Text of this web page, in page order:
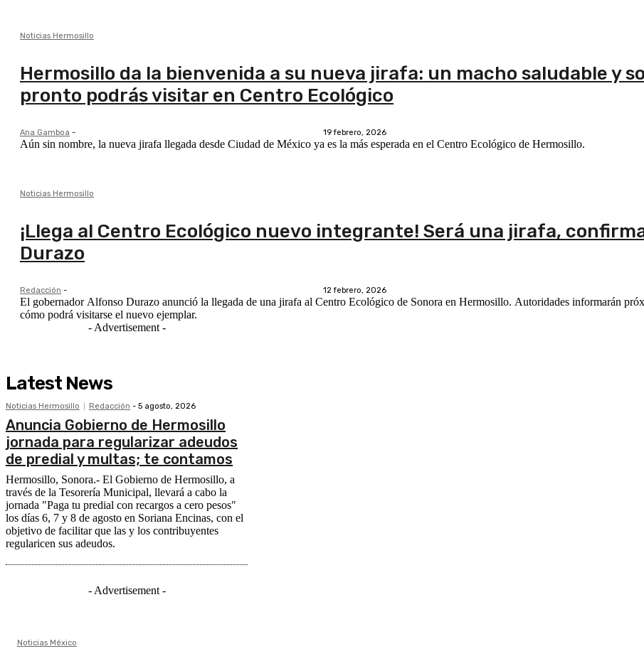
Noticias Hermosillo
Hermosillo da la bienvenida a su nueva jirafa: un macho saludable y
pronto podrás visitar en Centro Ecológico
Ana Gamboa - 19 febrero, 2026
Aún sin nombre, la nueva jirafa llegada desde Ciudad de México ya es la más esperada en el Centro Ecológico de Hermosillo.
Noticias Hermosillo
¡Llega al Centro Ecológico nuevo integrante! Será una jirafa,
Durazo
Redacción - 12 febrero, 2026
El gobernador Alfonso Durazo anunció la llegada de una jirafa al Centro Ecológico de Sonora en Hermosillo. Autoridades informarán
cómo podrá visitarse el nuevo ejemplar.
- Advertisement -
Latest News
Noticias Hermosillo Redacción - 5 agosto, 2026
Anuncia Gobierno de Hermosillo
jornada para regularizar adeudos
de predial y multas; te contamos
Hermosillo, Sonora.- El Gobierno de Hermosillo, a
través de la Tesorería Municipal, llevará a cabo la
jornada "Paga tu predial con recargos a cero pesos"
los días 6, 7 y 8 de agosto en Soriana Encinas, con el
objetivo de facilitar que las y los contribuyentes
regularicen sus adeudos.
- Advertisement -
Noticias México